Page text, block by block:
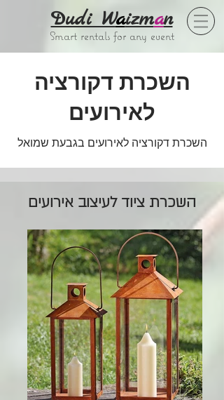
Dudi Waizman
Smart rentals for any event
השכרת דקורציה
לאירועים
השכרת דקורציה לאירועים בגבעת שמואל